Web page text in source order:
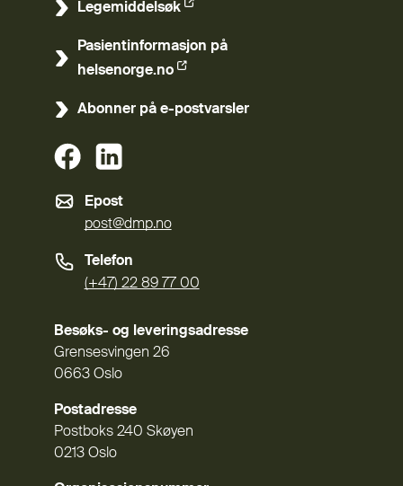
Legemiddelsøk
(Ekstern lenke)
Pasientinformasjon på
helsenorge.no
(Ekstern lenke)
Abonner på e-postvarsler
(Ekstern lenke)
Epost
post@dmp.no
Telefon
(+47) 22 89 77 00
Besøks- og leveringsadresse
Grensesvingen 26
0663 Oslo
Postadresse
Postboks 240 Skøyen
0213 Oslo